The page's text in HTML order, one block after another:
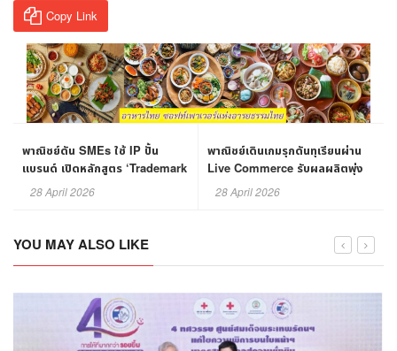
Copy Link
พาณิชย์ดัน SMEs ใช้ IP ปั้น
แบรนด์ เปิดหลักสูตร ‘Trademark
Professional’ รุ่นแรก
28 April 2026
พาณิชย์เดินเกมรุกดันทุเรียนผ่าน
Live Commerce รับผลผลิตพุ่ง
33%
28 April 2026
YOU MAY ALSO LIKE